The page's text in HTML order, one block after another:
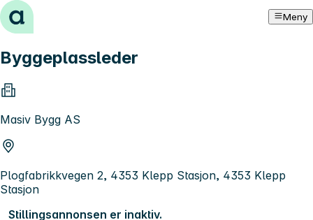
Hopp til innhold Meny
Byggeplassleder
Masiv Bygg AS
Plogfabrikkvegen 2, 4353 Klepp Stasjon, 4353 Klepp
Stasjon
Stillingsannonsen er inaktiv.